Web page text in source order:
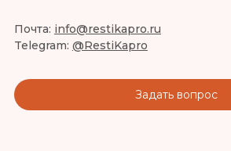
Почта: info@restikapro.ru
Telegram: @RestiKapro
Задать вопрос